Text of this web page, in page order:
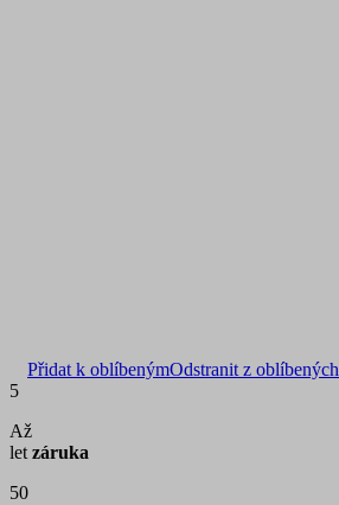
Přidat k oblíbenýmOdstranit z oblíbených
5
Až
let záruka
50